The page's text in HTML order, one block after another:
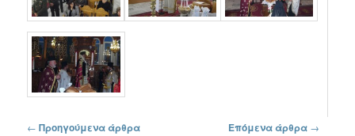
Πλοήγηση στα άρθρα
← Προηγούμενα άρθρα Επόμενα άρθρα →